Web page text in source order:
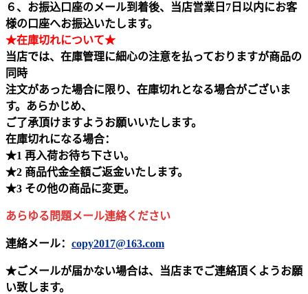
６、お振込口座のメール到着後、当店営業日7日以内にお客
様の口座へお振込いたします。
★在庫切れについて★
当店では、在庫管理に細心の注意を払っておりますが商品の
同時
注文があった場合に限り、在庫切れとなる場合がございま
す。あらかじめ、
ご了承頂けますようお願いいたします。
在庫切れになる場合：
★1 再入荷お待ち下さい。
★2 商品代金全額ご返金いたします。
★3 その他の商品に変更。
あらゆる問題メール連絡ください
連絡メール： copy2017@163.com
★ごメールが届かない場合は、当店までご連絡頂くようお願
い致します。